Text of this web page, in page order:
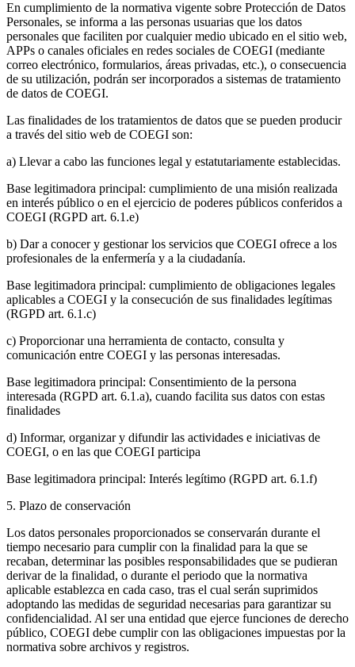
En cumplimiento de la normativa vigente sobre Protección de Datos
Personales, se informa a las personas usuarias que los datos
personales que faciliten por cualquier medio ubicado en el sitio web,
APPs o canales oficiales en redes sociales de COEGI (mediante
correo electrónico, formularios, áreas privadas, etc.), o consecuencia
de su utilización, podrán ser incorporados a sistemas de tratamiento
de datos de COEGI.
Las finalidades de los tratamientos de datos que se pueden producir
a través del sitio web de COEGI son:
a) Llevar a cabo las funciones legal y estatutariamente establecidas.
Base legitimadora principal: cumplimiento de una misión realizada
en interés público o en el ejercicio de poderes públicos conferidos a
COEGI (RGPD art. 6.1.e)
b) Dar a conocer y gestionar los servicios que COEGI ofrece a los
profesionales de la enfermería y a la ciudadanía.
Base legitimadora principal: cumplimiento de obligaciones legales
aplicables a COEGI y la consecución de sus finalidades legítimas
(RGPD art. 6.1.c)
c) Proporcionar una herramienta de contacto, consulta y
comunicación entre COEGI y las personas interesadas.
Base legitimadora principal: Consentimiento de la persona
interesada (RGPD art. 6.1.a), cuando facilita sus datos con estas
finalidades
d) Informar, organizar y difundir las actividades e iniciativas de
COEGI, o en las que COEGI participa
Base legitimadora principal: Interés legítimo (RGPD art. 6.1.f)
5. Plazo de conservación
Los datos personales proporcionados se conservarán durante el
tiempo necesario para cumplir con la finalidad para la que se
recaban, determinar las posibles responsabilidades que se pudieran
derivar de la finalidad, o durante el periodo que la normativa
aplicable establezca en cada caso, tras el cual serán suprimidos
adoptando las medidas de seguridad necesarias para garantizar su
confidencialidad. Al ser una entidad que ejerce funciones de derecho
público, COEGI debe cumplir con las obligaciones impuestas por la
normativa sobre archivos y registros.